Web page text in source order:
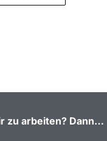
zu arbeiten? Dann…